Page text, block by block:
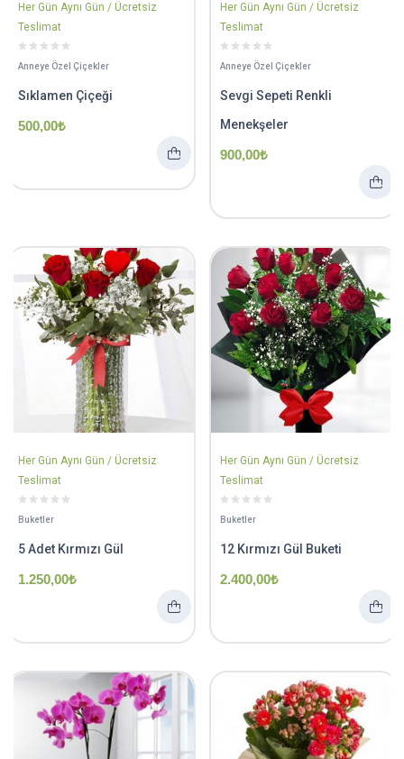
Her Gün Aynı Gün / Ücretsiz
Teslimat
Anneye Özel Çiçekler
Sıklamen Çiçeği
500,00₺
Her Gün Aynı Gün / Ücretsiz
Teslimat
Anneye Özel Çiçekler
Sevgi Sepeti Renkli
Menekşeler
900,00₺
Her Gün Aynı Gün / Ücretsiz
Teslimat
Buketler
5 Adet Kırmızı Gül
1.250,00₺
Her Gün Aynı Gün / Ücretsiz
Teslimat
Buketler
12 Kırmızı Gül Buketi
2.400,00₺